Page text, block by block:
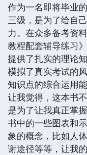
作为一名即将毕业
三级，是为了给自
力。在众多备考资
教程配套辅导练习
提供了扎实的理论
模拟了真实考试的
知识点的综合运用
让我觉得，这本书
是为了让我真正掌
书中的一些图表和
象的概念，比如人
谢途径等等，让我